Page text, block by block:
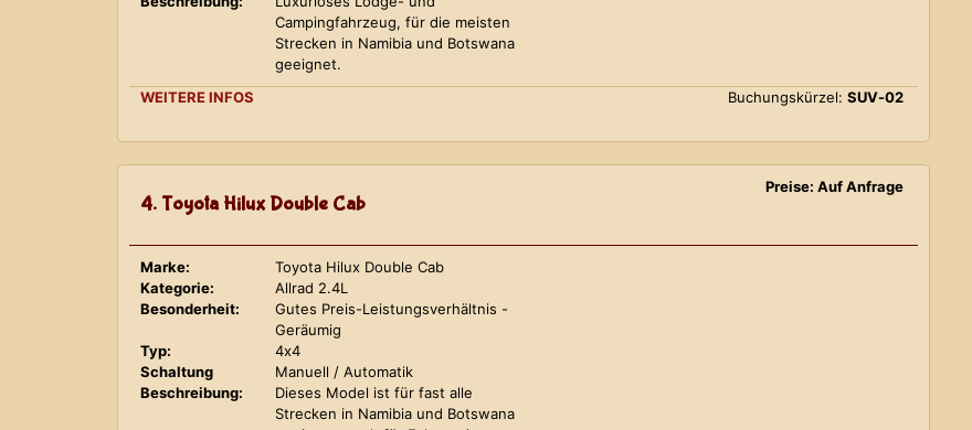
Campingfahrzeug, für die meisten
Strecken in Namibia und Botswana
geeignet.
WEITERE INFOS
Buchungskürzel: SUV-02
4. Toyota Hilux Double Cab
Preise: Auf Anfrage
Marke:
Toyota Hilux Double Cab
Kategorie:
Allrad 2.4L
Besonderheit:
Gutes Preis-Leistungsverhältnis -
Geräumig
Typ:
4x4
Schaltung
Manuell / Automatik
Beschreibung:
Dieses Model ist für fast alle
Strecken in Namibia und Botswana